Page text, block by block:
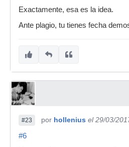
Exactamente, esa es la idea.
Ante plagio, tu tienes fecha
#23 por hollenius el 29/03/
#6